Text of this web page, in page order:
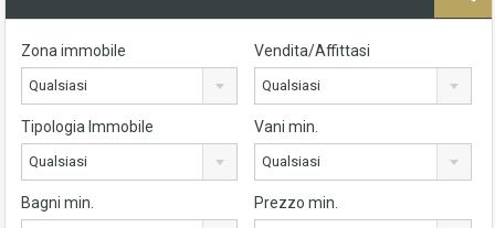
Zona immobile
Qualsiasi
Vendita/Affittasi
Qualsiasi
Tipologia Immobile
Qualsiasi
Vani min.
Qualsiasi
Bagni min. Prezzo min.